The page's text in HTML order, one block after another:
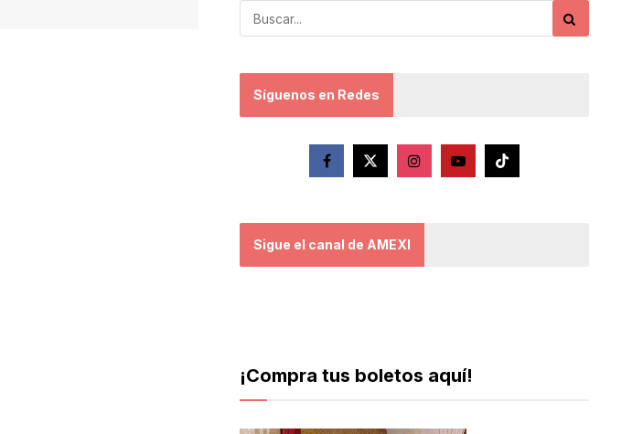
Síguenos en Redes
Sigue el canal de AMEXI
¡Compra tus boletos aquí!